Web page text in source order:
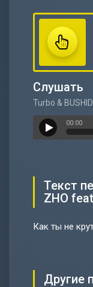
Слушать
Turbo &
00:00
Текст
ZHO
Как ты не
Другие